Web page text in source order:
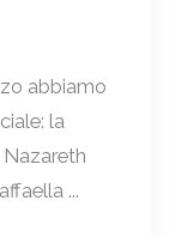
abbiamo
la
...